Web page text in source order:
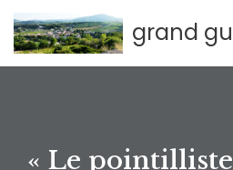
Aller
grand
« Le